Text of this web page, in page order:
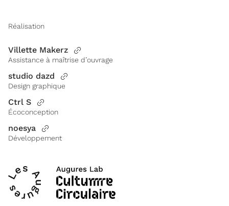
Réalisation
Villette Makerz
Assistance à maîtrise d’ouvrage
studio dazd
Design graphique
Ctrl S
Écoconception
noesya
Développement